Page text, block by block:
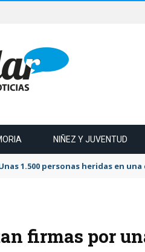
NIÑEZ Y JUVENTUD
1.500 personas heridas en
firmas por